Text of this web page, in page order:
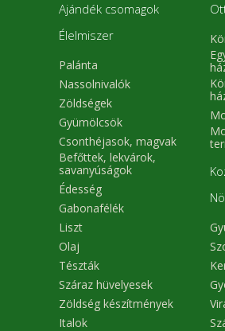
Ajándék csomagok
Élelmiszer
Palánta
Nassolnivalók
Zöldségek
Gyümölcsök
Csonthéjasok, magvak
Befőttek, lekvárok,
savanyúságok
Édesség
Gabonafélék
Liszt
Olaj
Tészták
Száraz hüvelyesek
Zöldség készítmények
Italok